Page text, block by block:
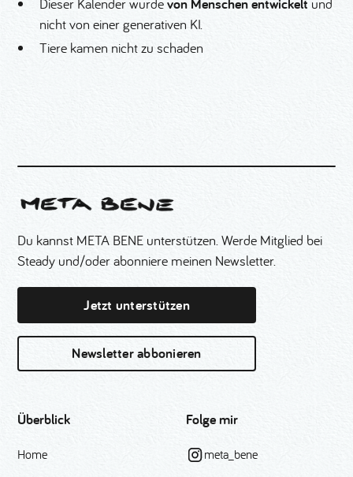
nicht von einer generativen KI.
Tiere kamen nicht zu schaden
Du kannst META BENE unterstützen. Werde Mitglied bei
Steady und/oder abonniere meinen Newsletter.
Jetzt unterstützen
Newsletter abbonieren
Überblick
Home
Folge mir
meta_bene